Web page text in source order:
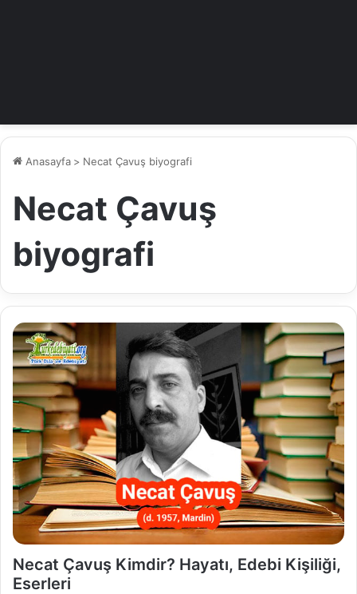
Anasayfa > Necat Çavuş biyografi
Necat Çavuş
biyografi
Necat Çavuş Kimdir? Hayatı, Edebi Kişiliği,
Eserleri